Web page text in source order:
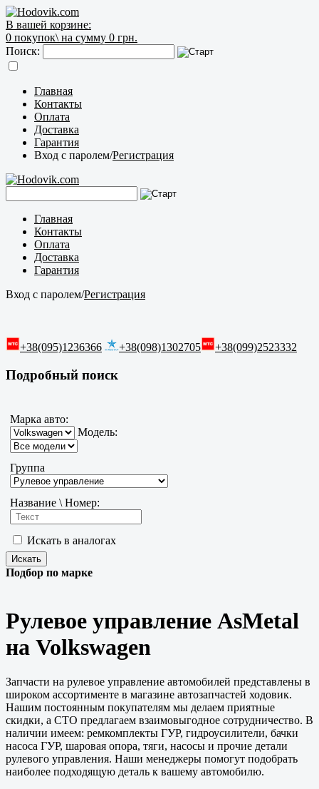
В вашей корзине:
0 покупок\ на сумму 0 грн.
Поиск:
Главная
Контакты
Оплата
Доставка
Гарантия
Вход с паролем/Регистрация
Главная
Контакты
Оплата
Доставка
Гарантия
Вход с паролем/Регистрация
+38(095)1236366 +38(098)1302705 +38(099)2523332
Подробный поиск
Марка авто:
Модель:
Группа
Название \ Номер:
Искать в аналогах
Подбор по марке
Рулевое управление AsMetal
на Volkswagen
Запчасти на рулевое управление автомобилей представлены в
широком ассортименте в магазине автозапчастей ходовик.
Нашим постоянным покупателям мы делаем приятные
скидки, а СТО предлагаем взаимовыгодное сотрудничество. В
наличии имеем: ремкомплекты ГУР, гидроусилители, бачки
насоса ГУР, шаровая опора, тяги, насосы и прочие детали
рулевого управления. Наши менеджеры помогут подобрать
наиболее подходящую деталь к вашему автомобилю.